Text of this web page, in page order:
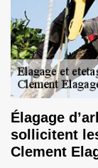
Élagage
sollicitent
Clement